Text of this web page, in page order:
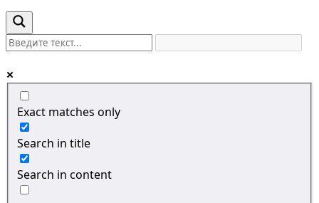
Exact matches only
Search in title
Search in content